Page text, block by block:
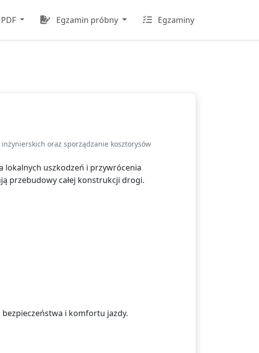
Egzamin próbny Egzaminy
oraz sporządzanie kosztorysów
lokalnych uszkodzeń i przywrócenia
przebudowy całej konstrukcji drogi.
i komfortu jazdy.